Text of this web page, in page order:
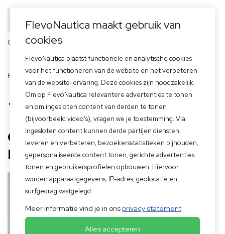
Officieel dealer van
Home >Ontdek jouw droomboot – Proefvaart weekend 17,18,19 april
Terug naar overzicht
Ontdek jouw droomboot –
Proefvaart weekend 17,18,19 april
FlevoNautica maakt gebruik van
cookies
FlevoNautica plaatst functionele en analytische cookies
voor het functioneren van de website en het verbeteren
van de website-ervaring. Deze cookies zijn noodzakelijk.
Om op FlevoNautica relevantere advertenties te tonen
en om ingesloten content van derden te tonen
(bijvoorbeeld video's), vragen we je toestemming. Via
ingesloten content kunnen derde partijen diensten
leveren en verbeteren, bezoekersstatistieken bijhouden,
gepersonaliseerde content tonen, gerichte advertenties
tonen en gebruikersprofielen opbouwen. Hiervoor
worden apparaatgegevens, IP-adres, geolocatie en
surfgedrag vastgelegd.
Meer informatie vind je in ons privacy statement
Alles accepteren